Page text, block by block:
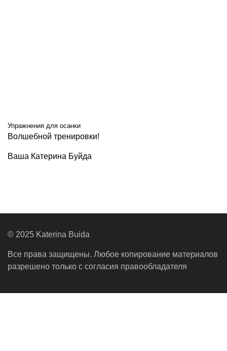
Упражнения для осанки
Волшебной тренировки!
Ваша Катерина Буйда
© 2025 Katerina Buida
Все права защищены. Любое копирование материалов
разрешено только с согласия правообладателя